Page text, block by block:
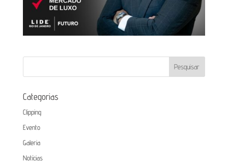
Categorias
Clipping
Evento
Galeria
Notícias